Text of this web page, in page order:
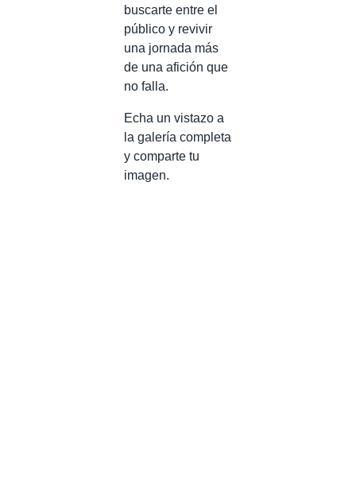
buscarte entre el
público y revivir
una jornada más
de una afición que
no falla.
Echa un vistazo a
la galería completa
y comparte tu
imagen.